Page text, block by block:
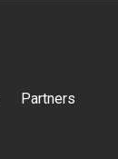
Partners